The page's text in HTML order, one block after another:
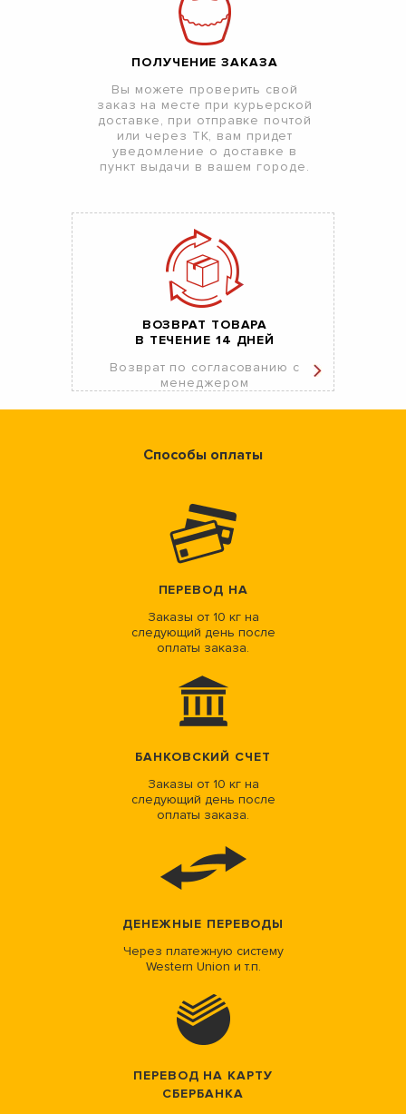
ПОЛУЧЕНИЕ ЗАКАЗА
Вы можете проверить свой
заказ на месте при курьерской
доставке, при отправке почтой
или через ТК, вам придет
уведомление о доставке в
пункт выдачи в вашем городе.
ВОЗВРАТ ТОВАРА
В ТЕЧЕНИЕ 14 ДНЕЙ
Возврат по согласованию с
менеджером
Способы оплаты
ПЕРЕВОД НА
Заказы от 10 кг на
следующий день после
оплаты заказа.
БАНКОВСКИЙ СЧЕТ
Заказы от 10 кг на
следующий день после
оплаты заказа.
ДЕНЕЖНЫЕ ПЕРЕВОДЫ
Через платежную систему
Western Union и т.п.
ПЕРЕВОД НА КАРТУ
СБЕРБАНКА